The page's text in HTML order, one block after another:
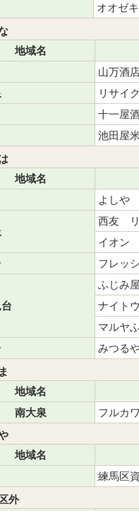
オオゼ
地域名
山万酒
リサイ
十一屋
池田屋
地域名
よしや
西友 リ
イオン
フレッ
ふじみ
ナイト
マルヤ
みつる
地域名
南大泉
フルカ
地域名
練馬区
外